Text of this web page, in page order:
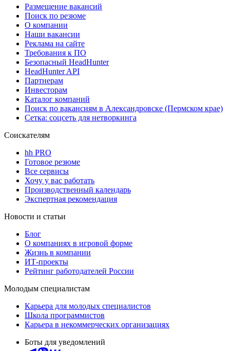
Размещение вакансий
Поиск по резюме
О компании
Наши вакансии
Реклама на сайте
Требования к ПО
Безопасный HeadHunter
HeadHunter API
Партнерам
Инвесторам
Каталог компаний
Поиск по вакансиям в Александровске (Пермском крае)
Сетка: соцсеть для нетворкинга
Соискателям
hh PRO
Готовое резюме
Все сервисы
Хочу у вас работать
Производственный календарь
Экспертная рекомендация
Новости и статьи
Блог
О компаниях в игровой форме
Жизнь в компании
ИТ-проекты
Рейтинг работодателей России
Молодым специалистам
Карьера для молодых специалистов
Школа программистов
Карьера в некоммерческих организациях
Боты для уведомлений